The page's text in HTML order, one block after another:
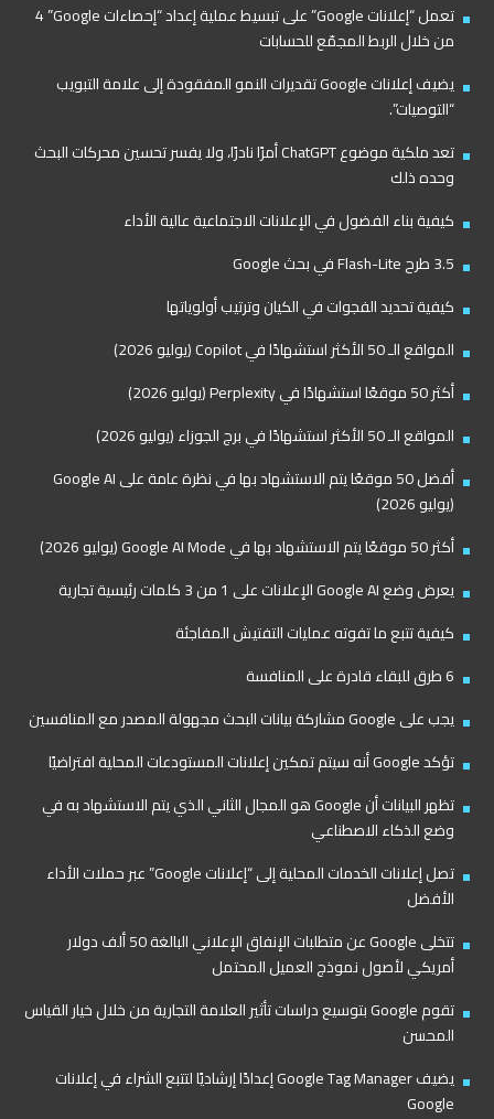
تعمل “إعلانات Google” على تبسيط عملية إعداد “إحصاءات Google”‏ 4
من خلال الربط المجمّع للحسابات
يضيف إعلانات Google تقديرات النمو المفقودة إلى علامة التبويب
“التوصيات”.
تعد ملكية موضوع ChatGPT أمرًا نادرًا، ولا يفسر تحسين محركات البحث
وحده ذلك
كيفية بناء الفضول في الإعلانات الاجتماعية عالية الأداء
3.5 طرح Flash-Lite في بحث Google
كيفية تحديد الفجوات في الكيان وترتيب أولوياتها
المواقع الـ 50 الأكثر استشهادًا في Copilot (يوليو 2026)
أكثر 50 موقعًا استشهادًا في Perplexity (يوليو 2026)
المواقع الـ 50 الأكثر استشهادًا في برج الجوزاء (يوليو 2026)
أفضل 50 موقعًا يتم الاستشهاد بها في نظرة عامة على Google AI
(يوليو 2026)
أكثر 50 موقعًا يتم الاستشهاد بها في Google AI Mode (يوليو 2026)
يعرض وضع Google AI الإعلانات على 1 من 3 كلمات رئيسية تجارية
كيفية تتبع ما تفوته عمليات التفتيش المفاجئة
6 طرق للبقاء قادرة على المنافسة
يجب على Google مشاركة بيانات البحث مجهولة المصدر مع المنافسين
تؤكد Google أنه سيتم تمكين إعلانات المستودعات المحلية افتراضيًا
تظهر البيانات أن Google هو المجال الثاني الذي يتم الاستشهاد به في
وضع الذكاء الاصطناعي
تصل إعلانات الخدمات المحلية إلى “إعلانات Google” عبر حملات الأداء
الأفضل
تتخلى Google عن متطلبات الإنفاق الإعلاني البالغة 50 ألف دولار
أمريكي لأصول نموذج العميل المحتمل
تقوم Google بتوسيع دراسات تأثير العلامة التجارية من خلال خيار القياس
المحسن
يضيف Google Tag Manager إعدادًا إرشاديًا لتتبع الشراء في إعلانات
Google